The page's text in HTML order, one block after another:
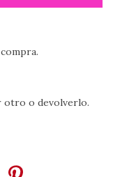
otro o devolverlo.